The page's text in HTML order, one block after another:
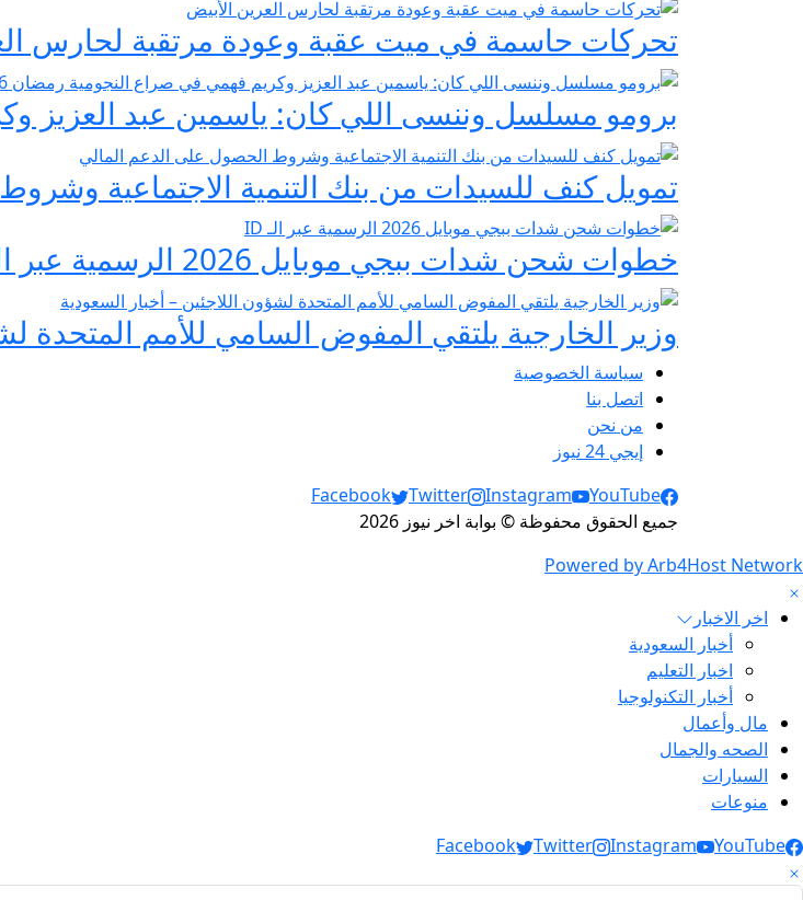
تحركات حاسمة في ميت عقبة وعودة مرتقبة لحارس
برومو مسلسل وننسى اللي كان: ياسمين عبد العزيز
تمويل كنف للسيدات من بنك التنمية الاجتماعية
خطوات شحن شدات ببجي موبايل 2026 الرسمية عبر الـ ID
وزير الخارجية يلتقي المفوض السامي للأمم المتحدة
سياسة الخصوصية
اتصل بنا
من نحن
إيجي 24 نيوز
Social Links
Facebook Twitter Instagram
YouTube
جميع الحقوق محفوظة © بوابة اخر نيوز 2026
Powered by Arb4Host Network
اخر الاخبار
أخبار السعودية
اخبار التعليم
أخبار التكنولوجيا
مال وأعمال
الصحه والجمال
السيارات
منوعات
Social Links
Facebook Twitter Instagram YouTube